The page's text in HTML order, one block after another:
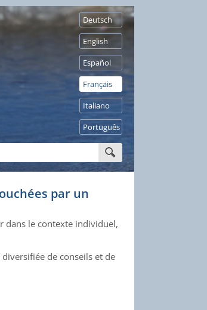
Deutsch
English
Español
Français
Italiano
Português
par un
dans le contexte individuel,
de conseils et de